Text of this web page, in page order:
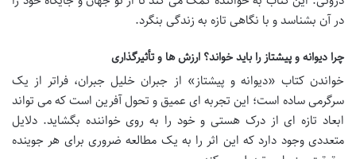
در آن بشناسد و با نگاهی تازه به زندگی بنگرد.
چرا دیوانه و پیشتاز را باید خواند؟ ارزش ها و تأثیرگذاری
خواندن کتاب «دیوانه و پیشتاز» از جبران خلیل جبران، فراتر از یک
سرگرمی ساده است؛ این تجربه ای عمیق و تحول آفرین است که می تواند
ابعاد تازه ای از درک هستی و خود را به روی خواننده بگشاید. دلایل
متعددی وجود دارد که این اثر را به یک مطالعه ضروری برای هر جوینده